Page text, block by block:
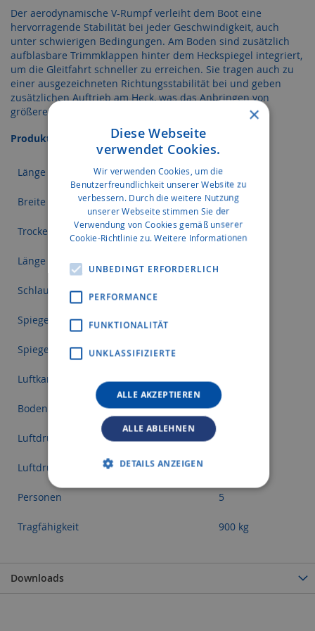
Der aerodynamische V-Rumpf verleiht dem Boot eine
hervorragende Stabilität bei jeder Geschwindigkeit, auch
unter schwierigen Bedingungen. Am Boden sind zusätzlich
aufblasbare Trimmklappen hinter dem Heckspiegel integriert,
um die Gleitfahrt schneller zu erreichen. Sie tragen auch zu
einer ausgezeichneten Richtungsstabilität bei und geben
zusätzlichen Auftrieb am Heck, was das Anbringen von
größeren Außenbordmotoren ermöglicht..
Produktspezifikation
Länge 356 cm
Breite 172 cm
Trockengewicht 49,2 kg
Länge innen
Schlauchdurchmesser
Spiegelhöhe
Spiegelwinkel
Luftkammern
Boden
Luftdruck Schlauchkörper
Luftdruck Boden
Personen 5
Tragfähigkeit 900 kg
Downloads
×
Diese Webseite
verwendet Cookies.
Wir verwenden Cookies, um die
Benutzerfreundlichkeit unserer Website zu
verbessern. Durch die weitere Nutzung
unserer Webseite stimmen Sie der
Verwendung von Cookies gemäß unserer
Cookie-Richtlinie zu.Weitere Informationen
UNBEDINGT ERFORDERLICH
PERFORMANCE
FUNKTIONALITÄT
UNKLASSIFIZIERTE
ALLE AKZEPTIEREN
ALLE ABLEHNEN
DETAILS ANZEIGEN